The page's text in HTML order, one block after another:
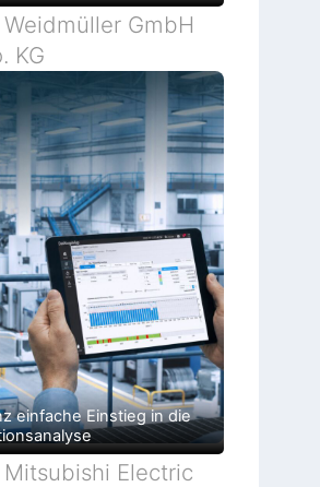
Weidmüller GmbH
KG
einfache Einstieg in die
Mitsubishi Electric